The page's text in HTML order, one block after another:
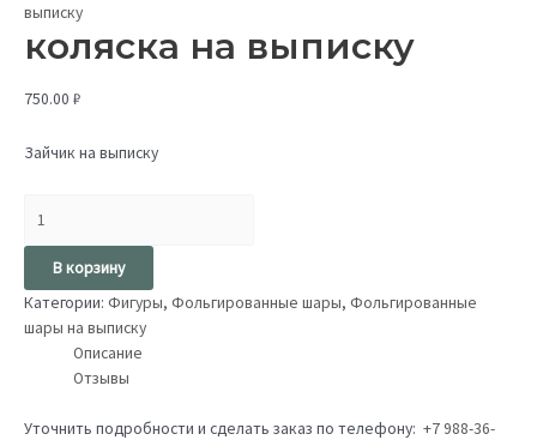
выписку
коляска на выписку
750.00 ₽
Зайчик на выписку
В корзину
Категории: Фигуры, Фольгированные шары, Фольгированные
шары на выписку
Описание
Отзывы
Уточнить подробности и сделать заказ по телефону: +7 988-36-